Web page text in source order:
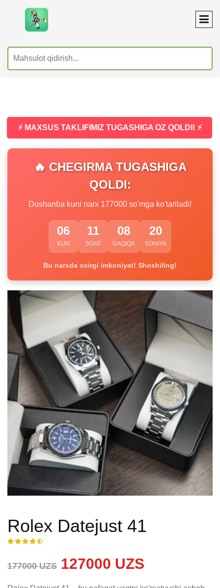
⚡ MAXSUS TAKLIFIMIZ TUGASHIGA OZ QOLDI! ⚡
🔥 CHEGIRMA TUGASHIGA
QOLDI:
Dushanba kuni narx 177000 so'mga ko'tariladi!
06
KUN
11
SOAT
08
DAQIQA
20
SONIYA
Bu narxda oxirgi imkoniyat! Shoshiling!
Rolex Datejust 41
177000 UZS 127000 UZS